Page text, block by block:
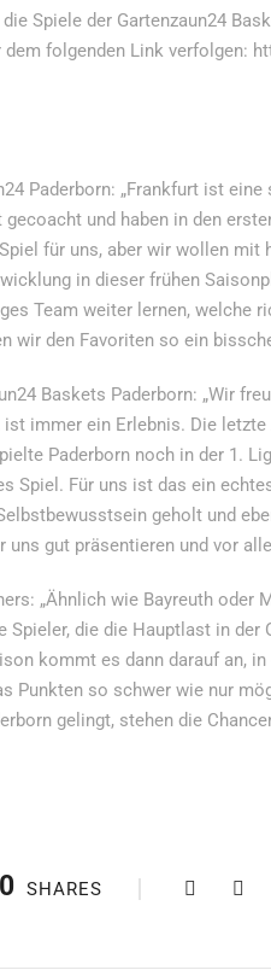
Spiele der Gartenzaun24
folgenden Link verfolgen:
Paderborn: „Frankfurt ist
und haben in den
für uns, aber wir wollen
in dieser frühen
Team weiter lernen, welche
den Favoriten so ein
Baskets Paderborn: „Wir
immer ein Erlebnis. Die
Paderborn noch in der 1.
Spiel. Für uns ist das ein
geholt und
gut präsentieren und vor
„Ähnlich wie Bayreuth oder
Spieler, die die Hauptlast in der
kommt es dann darauf an,
Punkten so schwer wie nur
gelingt, stehen die
0 SHARES